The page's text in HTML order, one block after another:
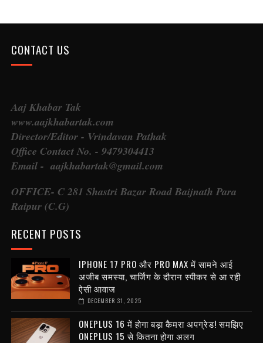
CONTACT US
Aaj Khabar Tak
www.aajkhabartak.com
Director/Editor - Vrindavan Pathak
Office Contact No. - 9479304413
Email - aajkhabartak@gmail.com
OFFICE- C 281 Shastri Bazar Road Baijnath Para
Raipur (C.G)
RECENT POSTS
IPHONE 17 PRO और PRO MAX में सामने आई
अजीब समस्या, चार्जिंग के दौरान स्पीकर से आ रही
ऐसी आवाज
DECEMBER 31, 2025
ONEPLUS 16 में होगा बड़ा कैमरा अपग्रेड! समझिए
ONEPLUS 15 से कितना होगा अलग